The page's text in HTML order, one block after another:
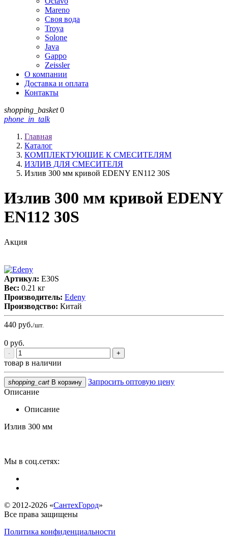
Mareno
Своя вода
Troya
Solone
Java
Gappo
Zeissler
О компании
Доставка и оплата
Контакты
shopping_basket 0
phone_in_talk
Главная
Каталог
КОМПЛЕКТУЮЩИЕ К СМЕСИТЕЛЯМ
ИЗЛИВ ДЛЯ СМЕСИТЕЛЯ
Излив 300 мм кривой EDENY EN112 30S
Излив 300 мм кривой EDENY
EN112 30S
Акция
Артикул: E30S
Вес: 0.21 кг
Производитель: Edeny
Производство: Китай
440 руб./шт.
0 руб.
- +
товар в наличии
shopping_cart В корзину
Запросить оптовую цену
Описание
Описание
Излив 300 мм
Мы в соц.сетях:
© 2012-2026 «СантехГород»
Все права защищены
Политика конфиденциальности